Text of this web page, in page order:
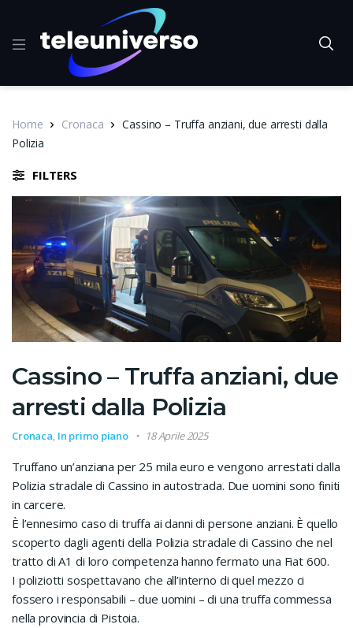
Home Cronaca
Cassino – Truffa anziani, due arresti dalla
Polizia
FILTERS
Cassino – Truffa anziani, due
arresti dalla Polizia
Cronaca, In primo piano 18 Aprile 2025
Truffano un’anziana per 25 mila euro e vengono arrestati dalla
Polizia stradale di Cassino in autostrada. Due uomini sono finiti
in carcere.
È l’ennesimo caso di truffa ai danni di persone anziani. È quello
scoperto dagli agenti della Polizia stradale di Cassino che nel
tratto di A1 di loro competenza hanno fermato una Fiat 600.
I poliziotti sospettavano che all’interno di quel mezzo ci
fossero i responsabili – due uomini – di una truffa commessa
nella provincia di Pistoia.